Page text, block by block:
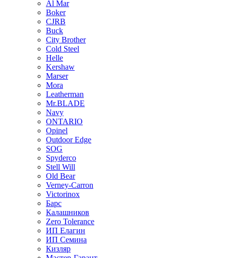
Al Mar
Boker
CJRB
Buck
City Brother
Cold Steel
Helle
Kershaw
Marser
Mora
Leatherman
Mr.BLADE
Navy
ONTARIO
Opinel
Outdoor Edge
SOG
Spyderco
Stell Will
Old Bear
Verney-Carron
Victorinox
Барс
Калашников
Zero Tolerance
ИП Елагин
ИП Семина
Кизляр